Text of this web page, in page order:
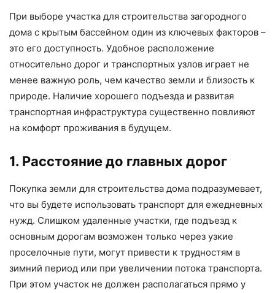
При выборе участка для строительства загородного
дома с крытым бассейном один из ключевых факторов –
это его доступность. Удобное расположение
относительно дорог и транспортных узлов играет не
менее важную роль, чем качество земли и близость к
природе. Наличие хорошего подъезда и развитая
транспортная инфраструктура существенно повлияют
на комфорт проживания в будущем.
1. Расстояние до главных дорог
Покупка земли для строительства дома подразумевает,
что вы будете использовать транспорт для ежедневных
нужд. Слишком удаленные участки, где подъезд к
основным дорогам возможен только через узкие
проселочные пути, могут привести к трудностям в
зимний период или при увеличении потока транспорта.
При этом участок не должен располагаться прямо у